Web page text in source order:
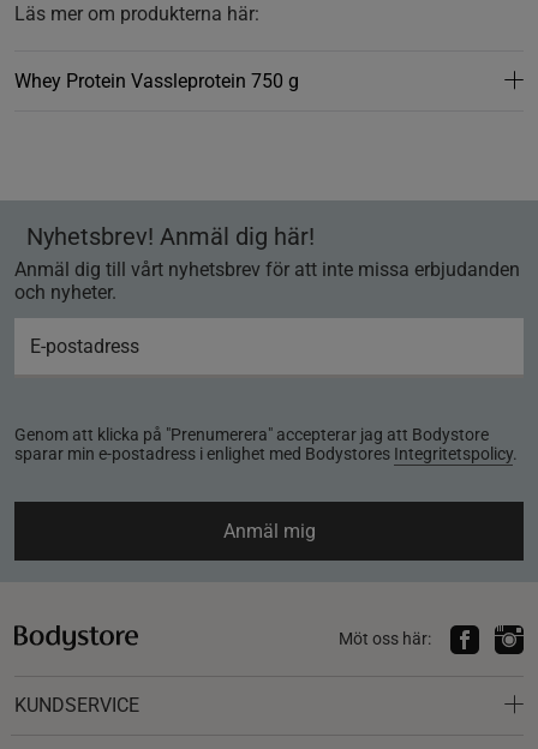
Läs mer om produkterna här:
Whey Protein Vassleprotein 750 g
Nyhetsbrev! Anmäl dig här!
Anmäl dig till vårt nyhetsbrev för att inte missa erbjudanden
och nyheter.
Genom att klicka på "Prenumerera" accepterar jag att Bodystore
sparar min e-postadress i enlighet med Bodystores Integritetspolicy.
Anmäl mig
Möt oss här:
KUNDSERVICE